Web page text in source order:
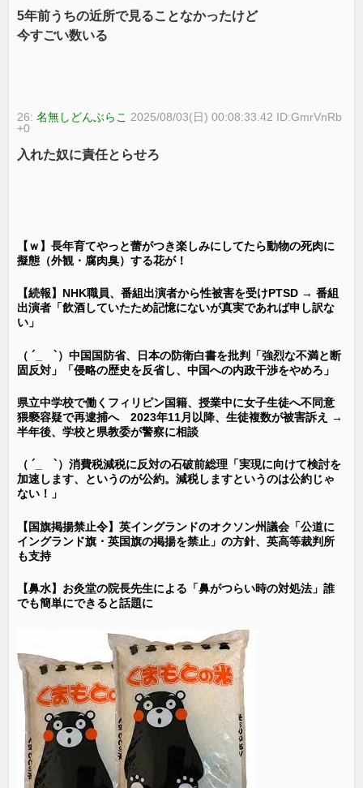
5年前うちの近所で見ることなかったけど
今すごい数いる
26:名無しどんぶらこ 2025/08/03(日) 00:08:33.42 ID:GmrVnRb
+0
入れた奴に責任とらせろ
【ｗ】長年育てやっと蕾がつき楽しみにしてたら動物の死肉に
擬態（外観・腐肉臭）する花が！
【続報】NHK職員、番組出演者から性被害を受けPTSD → 番組
出演者「飲酒していたため記憶にないが真実であれば申し訳な
い」
（ ´_ゝ`）中国国防省、日本の防衛白書を批判「強烈な不満と断
固反対」「侵略の歴史を反省し、中国への内政干渉をやめろ」
県立中学校で働くフィリピン国籍、授業中に女子生徒へ不同意
猥褻容疑で再逮捕へ 2023年11月以降、生徒複数が被害訴え →
半年後、学校と県教委が警察に相談
（ ´_ゝ`）消費税減税に反対の石破前総理「実現に向けて検討を
加速します、というのが公約。減税しますというのは公約じゃ
ない！」
【国旗掲揚禁止令】英イングランドのオクソン州議会「公道に
イングランド旗・英国旗の掲揚を禁止」の方針、英高等裁判所
も支持
【鼻水】お灸堂の院長先生による「鼻がつらい時の対処法」誰
でも簡単にできると話題に